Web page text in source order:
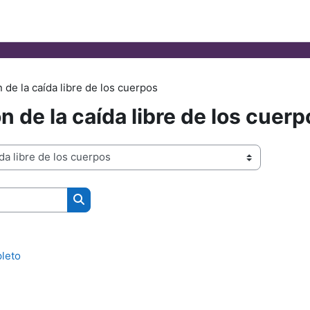
de la caída libre de los cuerpos
de la caída libre de los
Search courses